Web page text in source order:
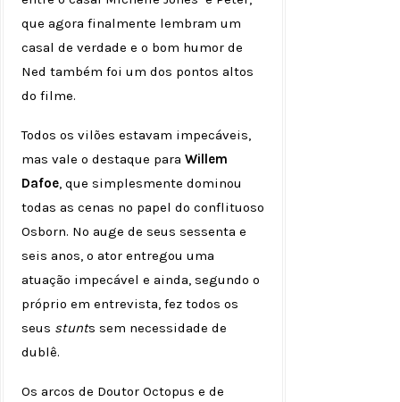
que agora finalmente lembram um
casal de verdade e o bom humor de
Ned também foi um dos pontos altos
do filme.
Todos os vilões estavam impecáveis,
mas vale o destaque para Willem
Dafoe, que simplesmente dominou
todas as cenas no papel do conflituoso
Osborn. No auge de seus sessenta e
seis anos, o ator entregou uma
atuação impecável e ainda, segundo o
próprio em entrevista, fez todos os
seus stunts sem necessidade de
dublê.
Os arcos de Doutor Octopus e de